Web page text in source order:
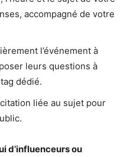
accompagné de votre
l’événement à
leurs questions à
dédié.
liée au sujet pour
d’influenceurs ou